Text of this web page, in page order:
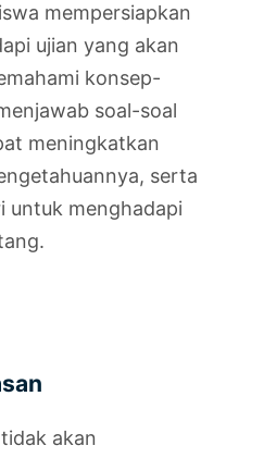
mempersiapkan
ujian yang akan
konsep-
soal-soal
meningkatkan
serta
untuk menghadapi
akan